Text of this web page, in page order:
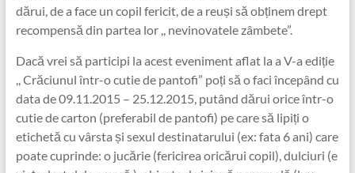
dărui, de a face un copil fericit, de a reuși să obținem drept
recompensă din partea lor ,, nevinovatele zâmbete”.
Dacă vrei să participi la acest eveniment aflat la a V-a ediție
,, Crăciunul într-o cutie de pantofi” poți să o faci începând cu
data de 09.11.2015 – 25.12.2015, putând dărui orice într-o
cutie de carton (preferabil de pantofi) pe care să lipiți o
etichetă cu vârsta și sexul destinatarului (ex: fata 6 ani) care
poate cuprinde: o jucărie (fericirea oricărui copil), dulciuri (e